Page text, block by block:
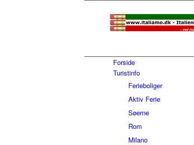
Forside
Turistinfo
Ferieboliger
Aktiv Ferie
Søerne
Rom
Milano